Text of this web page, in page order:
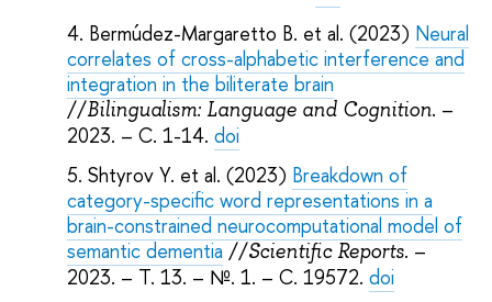
Bermúdez-Margaretto B. et al. (2023) Neural
correlates of cross-alphabetic interference and
integration in the biliterate brain
//Bilingualism: Language and Cognition. –
2023. – С. 1-14.doi
Shtyrov Y. et al. (2023) Breakdown of
category-specific word representations in a
brain-constrained neurocomputational model of
semantic dementia //Scientific Reports. –
2023. – Т. 13. – №. 1. – С. 19572.doi